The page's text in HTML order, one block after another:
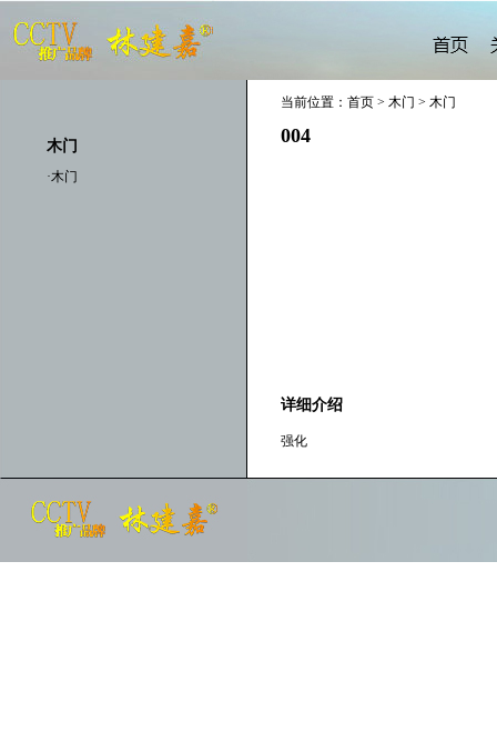
木门
·木门
当前位置：首页 > 木门 > 木门
004
详细介绍
强化